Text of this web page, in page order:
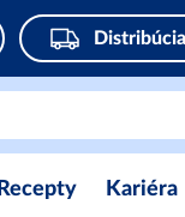
Distribúcia
Recepty Kariéra